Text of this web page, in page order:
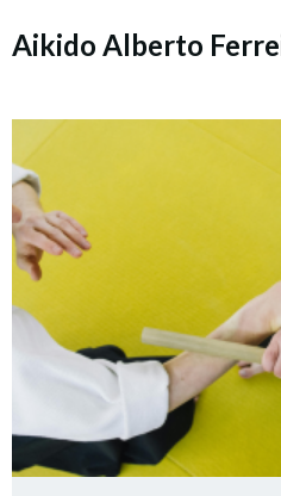
Aikido Alberto